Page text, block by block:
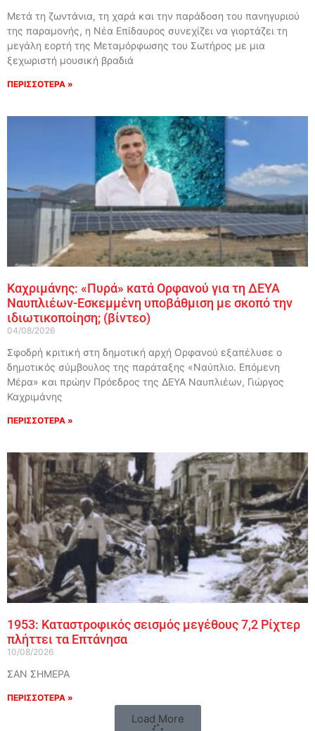
Μετά τη ζωντάνια, τη χαρά και την παράδοση του πανηγυριού
της παραμονής, η Νέα Επίδαυρος συνεχίζει να γιορτάζει τη
μεγάλη εορτή της Μεταμόρφωσης του Σωτήρος με μια
ξεχωριστή μουσική βραδιά
ΠΕΡΙΣΣΟΤΕΡΑ »
Καχριμάνης: «Πυρά» κατά Ορφανού για τη ΔΕΥΑ
Ναυπλιέων-Εσκεμμένη υποβάθμιση με σκοπό την
ιδιωτικοποίηση; (βίντεο)
04/08/2026
Σφοδρή κριτική στη δημοτική αρχή Ορφανού εξαπέλυσε ο
δημοτικός σύμβουλος της παράταξης «Ναύπλιο. Επόμενη
Μέρα» και πρώην Πρόεδρος της ΔΕΥΑ Ναυπλιέων, Γιώργος
Καχριμάνης
ΠΕΡΙΣΣΟΤΕΡΑ »
1953: Καταστροφικός σεισμός μεγέθους 7,2 Ρίχτερ
πλήττει τα Επτάνησα
10/08/2026
ΣΑΝ ΣΗΜΕΡΑ
ΠΕΡΙΣΣΟΤΕΡΑ »
Load More